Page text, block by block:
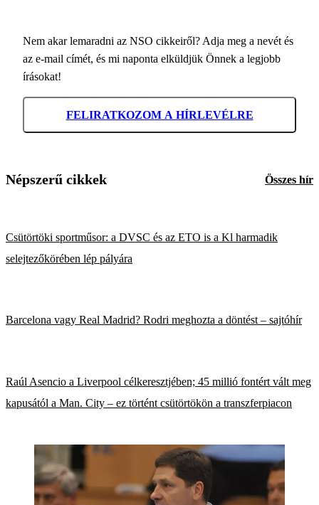
Nem akar lemaradni az NSO cikkeiről? Adja meg a nevét és
az e-mail címét, és mi naponta elküldjük Önnek a legjobb
írásokat!
FELIRATKOZOM A HÍRLEVÉLRE
Népszerű cikkek Összes hír
Csütörtöki sportműsor: a DVSC és az ETO is a Kl harmadik
selejtezőkörében lép pályára
Barcelona vagy Real Madrid? Rodri meghozta a döntést – sajtóhír
Raúl Asencio a Liverpool célkeresztjében; 45 millió fontért vált meg
kapusától a Man. City – ez történt csütörtökön a transzferpiacon